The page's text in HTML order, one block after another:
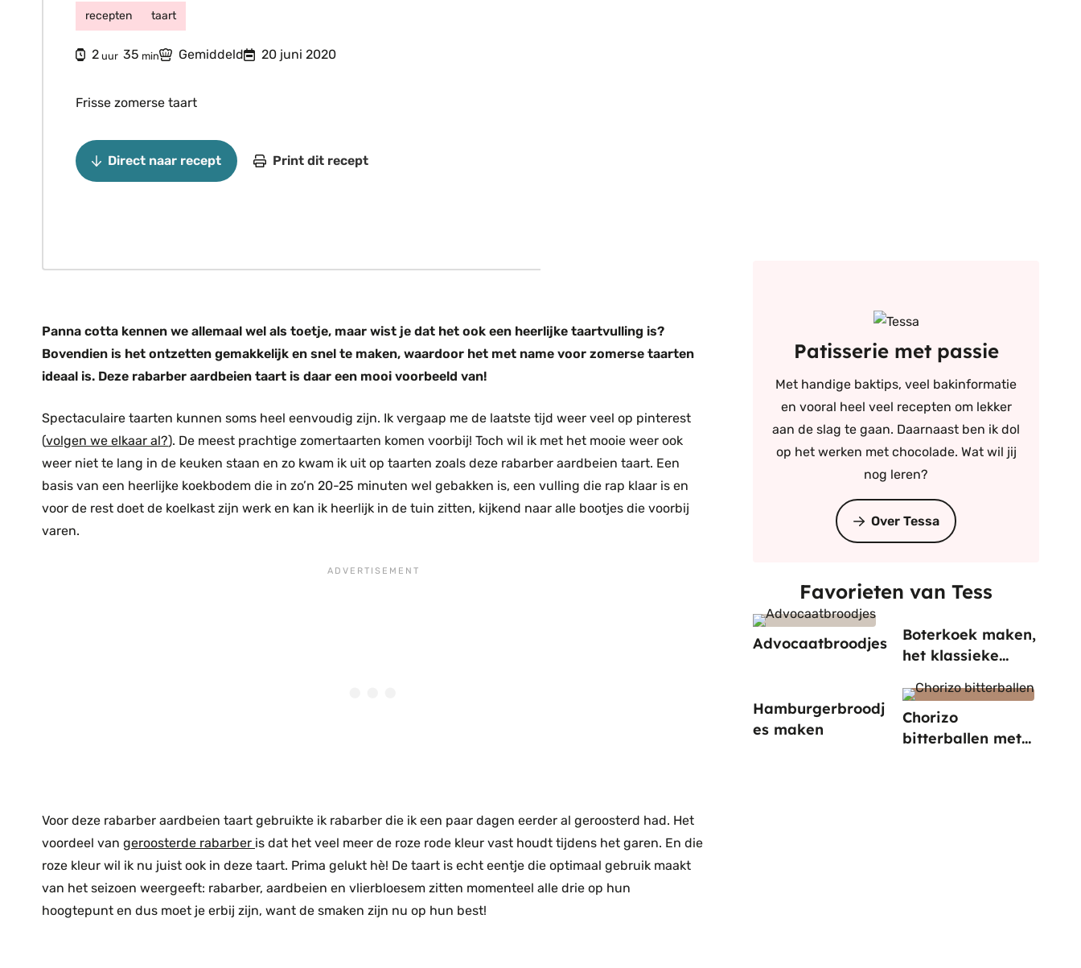
recepten taart
2uur
uur 35minuten
min Gemiddeld 20 juni 2020
Frisse zomerse taart
Direct naar recept Print dit recept
Panna cotta kennen we allemaal wel als toetje, maar wist je dat het ook een heerlijke taartvulling is?
Bovendien is het ontzetten gemakkelijk en snel te maken, waardoor het met name voor zomerse taarten
ideaal is. Deze rabarber aardbeien taart is daar een mooi voorbeeld van!
Spectaculaire taarten kunnen soms heel eenvoudig zijn. Ik vergaap me de laatste tijd weer veel op pinterest
(volgen we elkaar al?). De meest prachtige zomertaarten komen voorbij! Toch wil ik met het mooie weer ook
weer niet te lang in de keuken staan en zo kwam ik uit op taarten zoals deze rabarber aardbeien taart. Een
basis van een heerlijke koekbodem die in zo’n 20-25 minuten wel gebakken is, een vulling die rap klaar is en
voor de rest doet de koelkast zijn werk en kan ik heerlijk in de tuin zitten, kijkend naar alle bootjes die voorbij
varen.
Voor deze rabarber aardbeien taart gebruikte ik rabarber die ik een paar dagen eerder al geroosterd had. Het
voordeel van geroosterde rabarber is dat het veel meer de roze rode kleur vast houdt tijdens het garen. En die
roze kleur wil ik nu juist ook in deze taart. Prima gelukt hè! De taart is echt eentje die optimaal gebruik maakt
van het seizoen weergeeft: rabarber, aardbeien en vlierbloesem zitten momenteel alle drie op hun
hoogtepunt en dus moet je erbij zijn, want de smaken zijn nu op hun best!
Patisserie met passie
Met handige baktips, veel bakinformatie
en vooral heel veel recepten om lekker
aan de slag te gaan. Daarnaast ben ik dol
op het werken met chocolade. Wat wil jij
nog leren?
Over Tessa
Favorieten van Tess
Advocaatbroodjes
Boterkoek maken,
het klassieke
Hamburgerbroodj
es maken
Chorizo
bitterballen met